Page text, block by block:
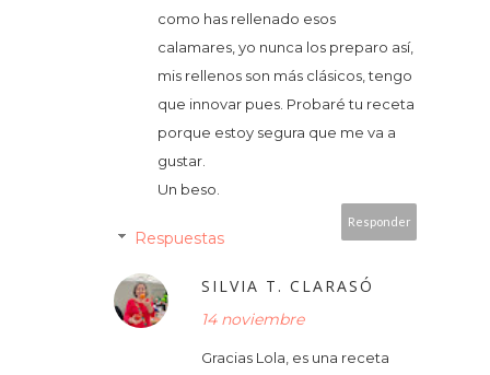
como has rellenado esos
calamares, yo nunca los preparo así,
mis rellenos son más clásicos, tengo
que innovar pues. Probaré tu receta
porque estoy segura que me va a
gustar.
Un beso.
Responder
Respuestas
SILVIA T. CLARASÓ
14 noviembre
Gracias Lola, es una receta